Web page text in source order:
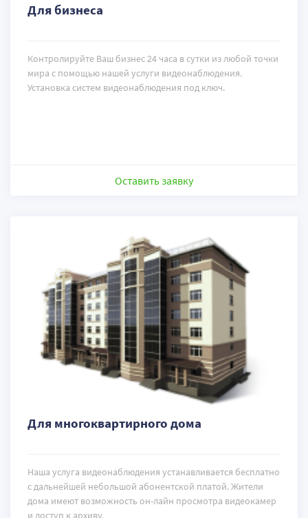
Для бизнеса
Контролируйте Ваш бизнес 24 часа в сутки из любой точки
мира с помощью нашей услуги видеонаблюдения.
Установка систем видеонаблюдения под ключ.
Оставить заявку
Для многоквартирного дома
Наша услуга видеонаблюдения устанавливается бесплатно
с дальнейшей небольшой абонентской платой. Жители
дома имеют возможность он-лайн просмотра видеокамер
и доступ к архиву.